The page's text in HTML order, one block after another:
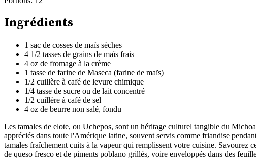
Ingrédients
1 sac de cosses de maïs sèches
4 1/2 tasses de grains de maïs frais
4 oz de fromage à la crème
1 tasse de farine de Maseca (farine de maïs)
1/2 cuillère à café de levure chimique
1/4 tasse de sucre ou de lait concentré
1/2 cuillère à café de sel
4 oz de beurre non salé, fondu
Les tamales de elote, ou Uchepos, sont un héritage culturel tangible du
appréciés dans toute l'Amérique latine, souvent servis comme friandise
tamales fraîchement cuits à la vapeur qui remplissent votre cuisine. Savourez
de queso fresco et de piments poblano grillés, voire enveloppés dans des